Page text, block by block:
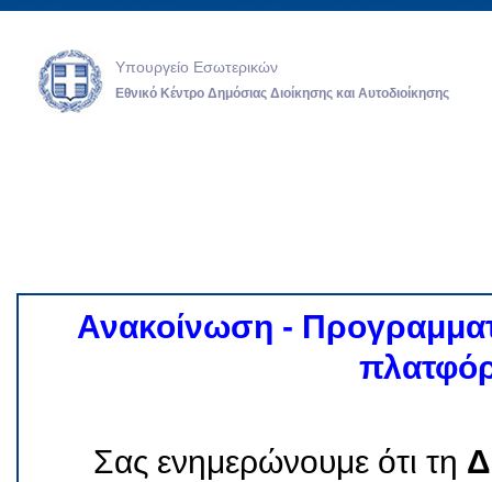
Υπουργείο Εσωτερικών
Εθνικό Κέντρο Δημόσιας Διοίκησης και Αυτοδιοίκησης
Ανακοίνωση -
Σας ενημερώνουμε ότι τη